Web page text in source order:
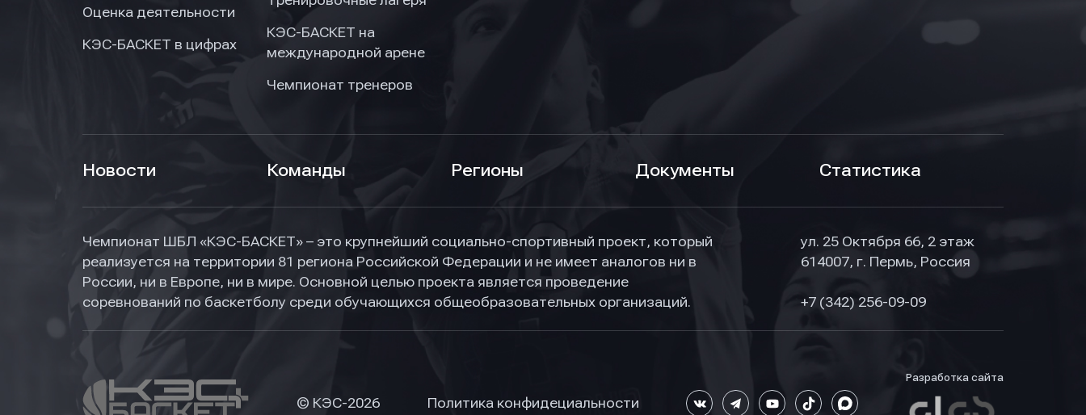
Оценка деятельности
КЭС-БАСКЕТ в цифрах
КЭС-БАСКЕТ на
международной арене
Чемпионат тренеров
Новости Команды Регионы Документы Статистика
Чемпионат ШБЛ «КЭС-БАСКЕТ» – это крупнейший социально-спортивный проект, который
реализуется на территории 81 региона Российской Федерации и не имеет аналогов ни в
России, ни в Европе, ни в мире. Основной целью проекта является проведение
соревнований по баскетболу среди обучающихся общеобразовательных организаций.
ул. 25 Октября 66, 2 этаж
614007, г. Пермь, Россия
+7 (342) 256-09-09
© КЭС-2026 Политика конфидециальности
Разработка сайта